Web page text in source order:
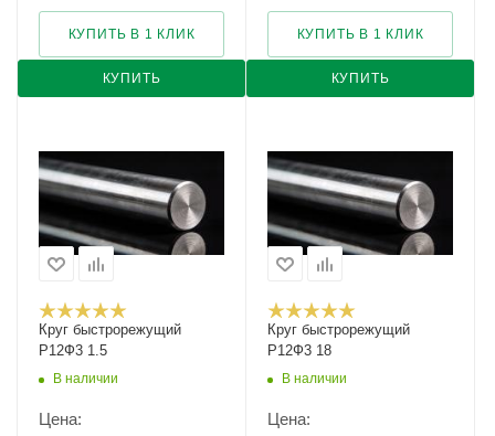
КУПИТЬ
КУПИТЬ В 1 КЛИК
КУПИТЬ
КУПИТЬ В 1 КЛИК
Круг быстрорежущий
Р12Ф3 1.5
В наличии
Цена:
Круг быстрорежущий
Р12Ф3 18
В наличии
Цена: